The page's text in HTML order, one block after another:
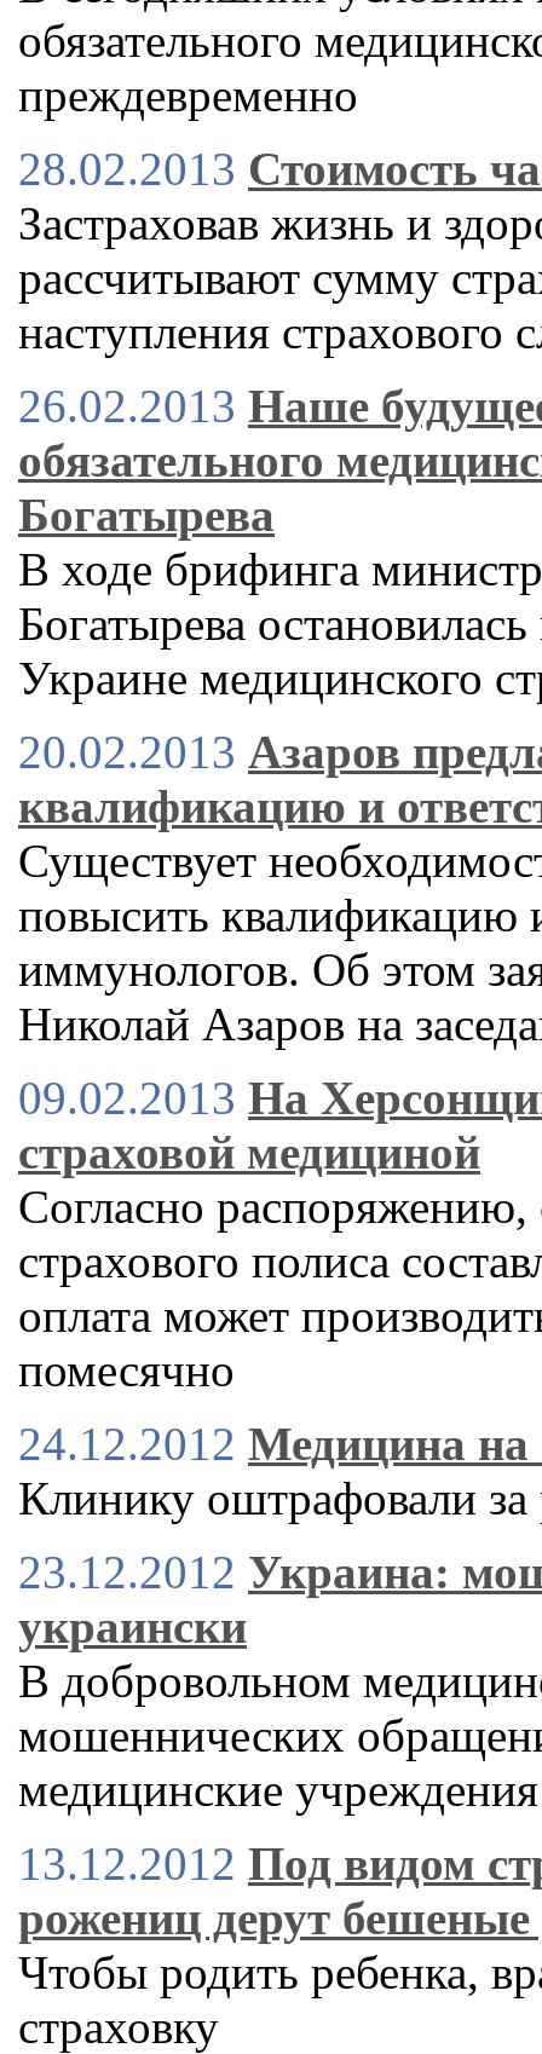
обязательного
преждевременно
28.02.2013 Стоимость
Застраховав жизнь и
рассчитывают сумму
наступления страхового
26.02.2013 Наше
обязательного
Богатырева
В ходе брифинга
Богатырева
Украине медицинского
20.02.2013 Азаров
квалификацию и
Существует
повысить квалификацию
иммунологов. Об этом
Николай Азаров на
09.02.2013 На
страховой медициной
Согласно распоряжению,
страхового полиса
оплата может
помесячно
24.12.2012 Медицина на
Клинику оштрафовали
23.12.2012 Украина:
украински
В добровольном
мошеннических
медицинские учреждения
13.12.2012 Под видом
рожениц дерут бешеные
Чтобы родить ребенка,
страховку